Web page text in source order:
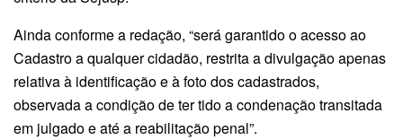
Ainda conforme a redação, “será garantido o acesso ao
Cadastro a qualquer cidadão, restrita a divulgação apenas
relativa à identificação e à foto dos cadastrados,
observada a condição de ter tido a condenação transitada
em julgado e até a reabilitação penal”.